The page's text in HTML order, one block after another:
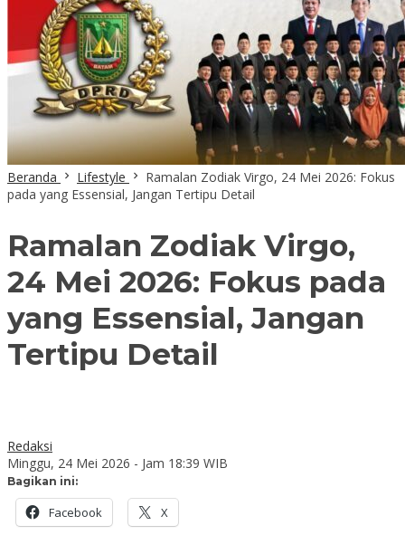
Beranda Lifestyle
Ramalan Zodiak Virgo, 24 Mei 2026: Fokus
pada yang Essensial, Jangan Tertipu Detail
Ramalan Zodiak Virgo,
24 Mei 2026: Fokus pada
yang Essensial, Jangan
Tertipu Detail
Redaksi
Minggu, 24 Mei 2026 - Jam 18:39 WIB
Bagikan ini:
Facebook X